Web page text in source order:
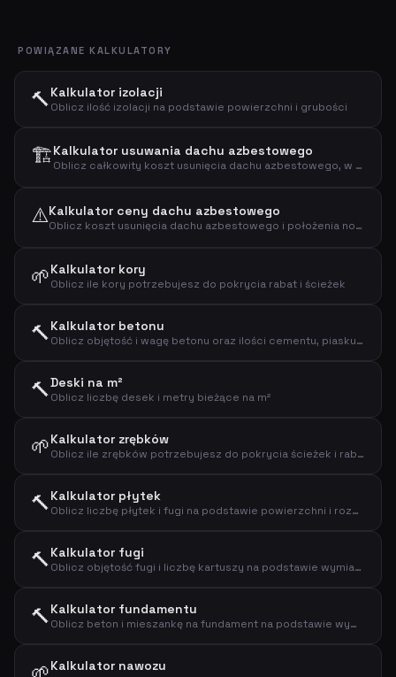
POWIĄZANE KALKULATORY
🔨Kalkulator izolacji
Oblicz ilość izolacji na podstawie powierzchni i grubości
🏗️Kalkulator usuwania dachu azbestowego
Oblicz całkowity koszt usunięcia dachu azbestowego, w tym rozbiórka, transport i składowanie.
⚠️Kalkulator ceny dachu azbestowego
Oblicz koszt usunięcia dachu azbestowego i położenia nowego
🌱Kalkulator kory
Oblicz ile kory potrzebujesz do pokrycia rabat i ścieżek
🔨Kalkulator betonu
Oblicz objętość i wagę betonu oraz ilości cementu, piasku i kamienia
🔨Deski na m²
Oblicz liczbę desek i metry bieżące na m²
🌱Kalkulator zrębków
Oblicz ile zrębków potrzebujesz do pokrycia ścieżek i rabat
🔨Kalkulator płytek
Oblicz liczbę płytek i fugi na podstawie powierzchni i rozmiaru płytek
🔨Kalkulator fugi
Oblicz objętość fugi i liczbę kartuszy na podstawie wymiarów spoiny
🔨Kalkulator fundamentu
Oblicz beton i mieszankę na fundament na podstawie wymiarów
Kalkulator nawozu